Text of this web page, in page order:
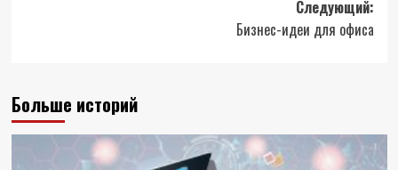
Следующий:
Бизнес-идеи для офиса
Больше историй